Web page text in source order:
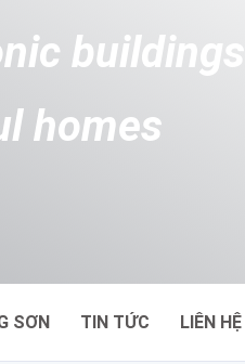
buildings
homes
SƠN TIN TỨC LIÊN HỆ